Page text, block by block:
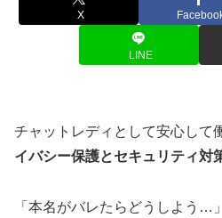
X
LINE
チャットレディとして安心して
イバシー保護とセキュリティ対
「本名がバレたらどうしよう…